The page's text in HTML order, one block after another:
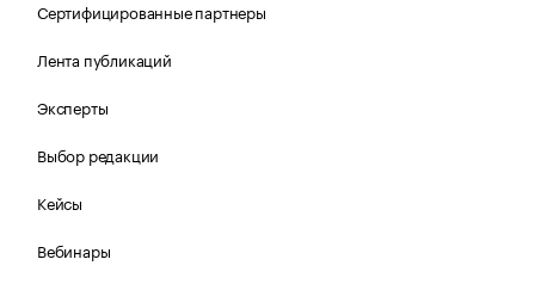
Сертифицированные партнеры
Лента публикаций
Эксперты
Выбор редакции
Кейсы
Вебинары